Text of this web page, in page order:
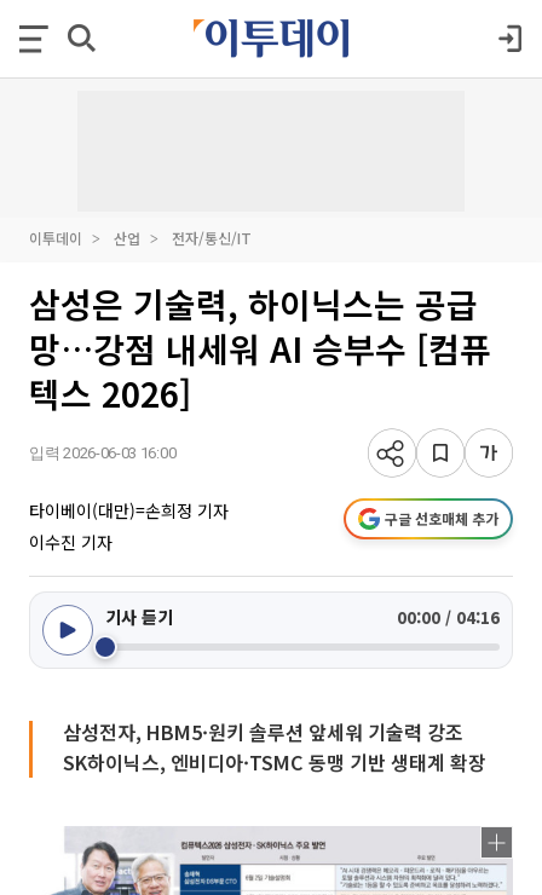
이투데이 산업 전자/통신/IT
삼성은 기술력, 하이닉스는 공급
망…강점 내세워 AI 승부수 [컴퓨
텍스 2026]
입력 2026-06-03 16:00
타이베이(대만)=손희정 기자
이수진 기자
구글 선호매체 추가
기사 듣기 00:00 / 04:16
삼성전자, HBM5·원키 솔루션 앞세워 기술력 강조
SK하이닉스, 엔비디아·TSMC 동맹 기반 생태계 확장